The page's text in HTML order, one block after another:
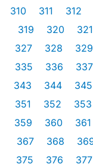
310
311 312
319
320 321
327
328 329
335
336 337
343
344 345
351
352 353
359
360 361
367
368
375
376 377